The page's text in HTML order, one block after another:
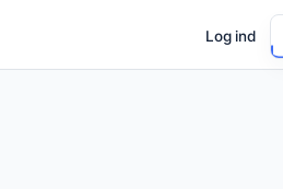
Log ind